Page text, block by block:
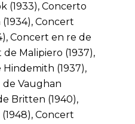
(1933), Concerto
Concert
Concert en re de
de Malipiero (1937),
(1937),
de Vaughan
Britten (1940),
Concert